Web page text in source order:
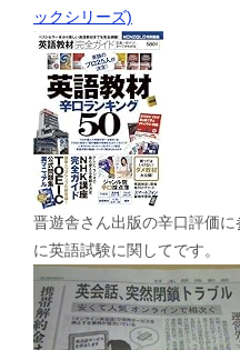
ックシリーズ)
晋遊舎さん出版の辛口評価
に英語試験に関してです。